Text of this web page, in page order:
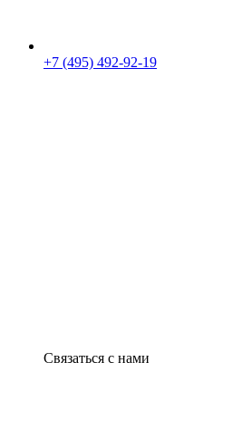
+7 (495) 492-92-19
Связаться с нами